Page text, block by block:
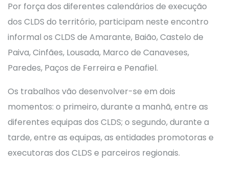
Por força dos diferentes calendários de execução
dos CLDS do território, participam neste encontro
informal os CLDS de Amarante, Baião, Castelo de
Paiva, Cinfães, Lousada, Marco de Canaveses,
Paredes, Paços de Ferreira e Penafiel.
Os trabalhos vão desenvolver-se em dois
momentos: o primeiro, durante a manhã, entre as
diferentes equipas dos CLDS; o segundo, durante a
tarde, entre as equipas, as entidades promotoras e
executoras dos CLDS e parceiros regionais.